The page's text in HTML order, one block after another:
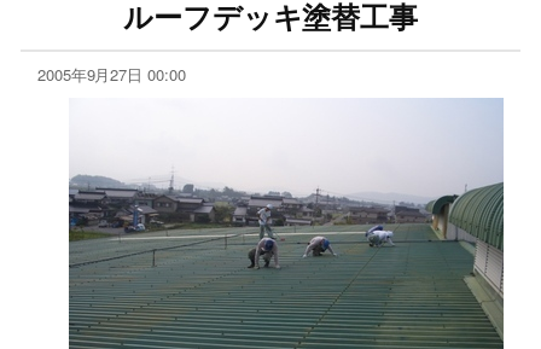
ルーフデッキ塗替工事
2005年9月27日 00:00